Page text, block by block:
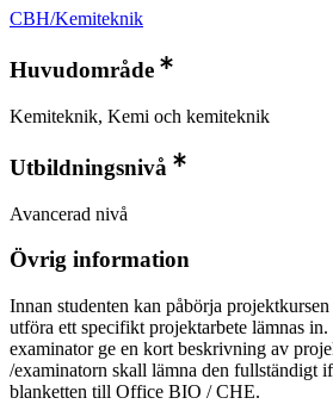
CBH/Kemiteknik
Huvudområde
Kemiteknik, Kemi och kemiteknik
Utbildningsnivå
Avancerad nivå
Övrig information
Innan studenten kan påbörja
utföra ett specifikt projektarbete lämnas
examinator ge en kort beskrivning av
/examinatorn skall lämna den fullständigt
blanketten till Office BIO / CHE.